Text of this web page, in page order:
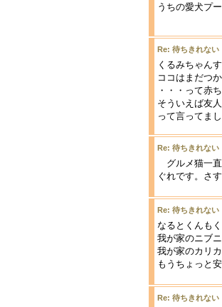
うちの愛犬プ
Re: 待ちきれない
くるみちゃん
ココはまだつ
・・・って赤
そういえば友
って言ってま
Re: 待ちきれない
グルメ猫一直
ぐれです。さ
Re: 待ちきれない
なるとくんも
我が家のニブ
我が家のカリ
もうちょっと
Re: 待ちきれない